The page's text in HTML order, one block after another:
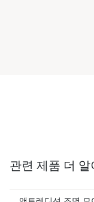
관련 제품 더 알